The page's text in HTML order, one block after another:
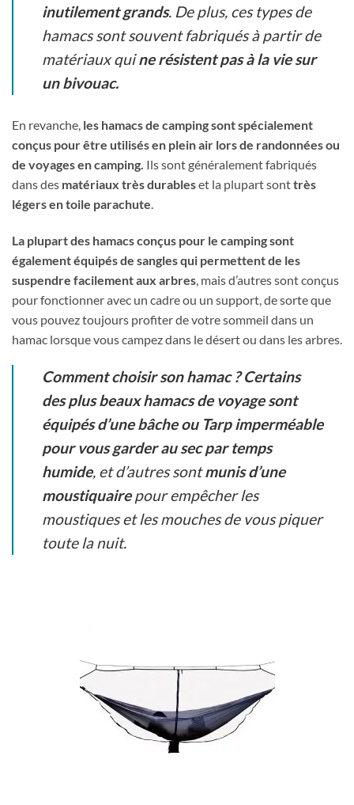
inutilement grands. De plus, ces types de
hamacs sont souvent fabriqués à partir de
matériaux quine résistent pas à la vie sur
un bivouac.
En revanche, les hamacs de camping sont spécialement
conçus pour être utilisés en plein air lors de randonnées ou
de voyages en camping. Ils sont généralement fabriqués
dans des matériaux très durableset la plupart sonttrès
légers en toile parachute
La plupart des hamacs conçus pour le camping sont
également équipés de sangles qui permettent de les
suspendre facilement aux arbres , mais d’autres sont conçus
pour fonctionner avec un cadre ou un support, de sorte que
vous pouvez toujours profiter de votre sommeil dans un
hamac lorsque vous campez dans le désert ou dans les arbres.
Comment choisir son hamac ? Certains
des plus beaux hamacs de voyage sont
équipés d’une bâche ou Tarp imperméable
pour vous garder au sec par temps
humide, et d’autres sontmunis d’une
moustiquairepour empêcher les
moustiques et les mouches de vous piquer
toute la nuit.